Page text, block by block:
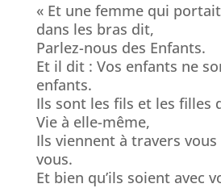
« Et une femme qui
dans les bras dit,
Parlez-nous des Enfants.
Et il dit : Vos enfants ne
enfants.
Ils sont les fils et les filles
Vie à elle-même,
Ils viennent à travers
vous.
Et bien qu’ils soient avec